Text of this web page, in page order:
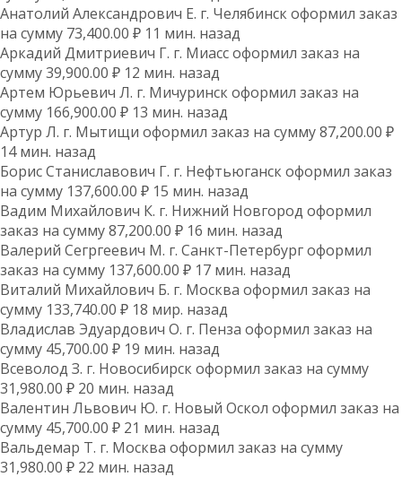
Анатолий Александрович Е. г. Челябинск оформил заказ
на сумму 73,400.00 ₽ 11 мин. назад
Аркадий Дмитриевич Г. г. Миасс оформил заказ на
сумму 39,900.00 ₽ 12 мин. назад
Артем Юрьевич Л. г. Мичуринск оформил заказ на
сумму 166,900.00 ₽ 13 мин. назад
Артур Л. г. Мытищи оформил заказ на сумму 87,200.00 ₽
14 мин. назад
Борис Станиславович Г. г. Нефтьюганск оформил заказ
на сумму 137,600.00 ₽ 15 мин. назад
Вадим Михайлович К. г. Нижний Новгород оформил
заказ на сумму 87,200.00 ₽ 16 мин. назад
Валерий Сегргеевич М. г. Санкт-Петербург оформил
заказ на сумму 137,600.00 ₽ 17 мин. назад
Виталий Михайлович Б. г. Москва оформил заказ на
сумму 133,740.00 ₽ 18 мир. назад
Владислав Эдуардович О. г. Пенза оформил заказ на
сумму 45,700.00 ₽ 19 мин. назад
Всеволод З. г. Новосибирск оформил заказ на сумму
31,980.00 ₽ 20 мин. назад
Валентин Львович Ю. г. Новый Оскол оформил заказ на
сумму 45,700.00 ₽ 21 мин. назад
Вальдемар Т. г. Москва оформил заказ на сумму
31,980.00 ₽ 22 мин. назад